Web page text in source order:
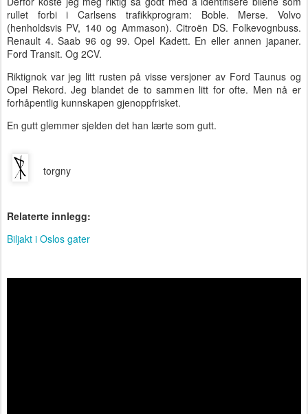
rullet forbi i Carlsens trafikkprogram: Boble. Merse. Volvo
(henholdsvis PV, 140 og Ammason). Citroën DS. Folkevognbuss.
Renault 4. Saab 96 og 99. Opel Kadett. En eller annen japaner.
Ford Transit. Og 2CV.
Riktignok var jeg litt rusten på visse versjoner av Ford Taunus og
Opel Rekord. Jeg blandet de to sammen litt for ofte. Men nå er
forhåpentlig kunnskapen gjenoppfrisket.
En gutt glemmer sjelden det han lærte som gutt.
torgny
Relaterte innlegg:
Biljakt i Oslos gater